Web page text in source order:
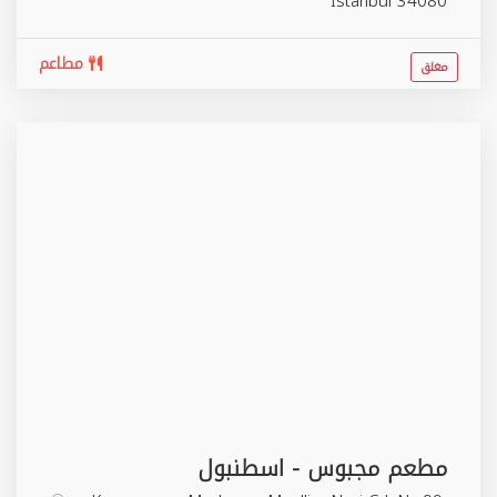
مطاعم مغلق
مطعم مجبوس - اسطنبول